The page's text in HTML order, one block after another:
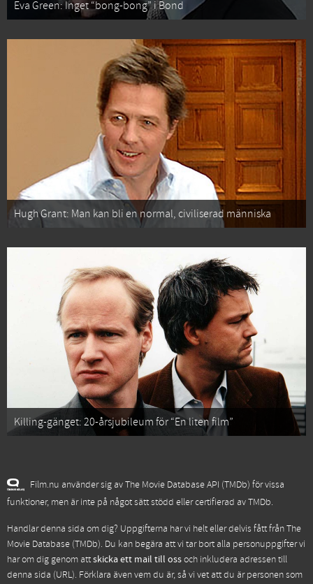
Eva Green: Inget “bong-bong” i Bond
Hugh Grant: Man kan bli en normal, civiliserad människa
Killing-gänget: 20-årsjubileum för “En liten film”
Film.nu använder sig av The Movie Database API (TMDb) för vissa
funktioner, men är inte på något sätt stödd eller certifierad av TMDb.
Handlar denna sida om dig? Uppgifterna har vi helt eller delvis fått frånThe
Movie Database (TMDb). Du kan begära att vi tar bort alla personuppgifter vi
har om dig genom attskicka ett mail till ossoch inkludera adressen till
denna sida (URL). Förklara även vem du är, så vi vet att du är personen som